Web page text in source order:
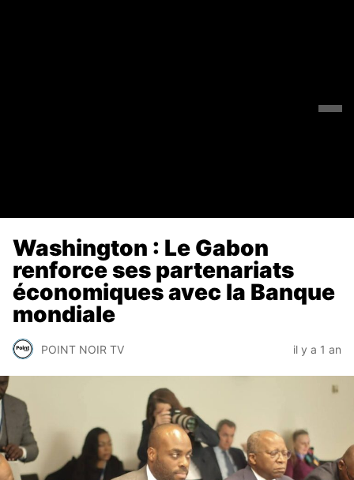
Washington : Le Gabon
renforce ses partenariats
économiques avec la Banque
mondiale
POINT NOIR TV il y a 1 an